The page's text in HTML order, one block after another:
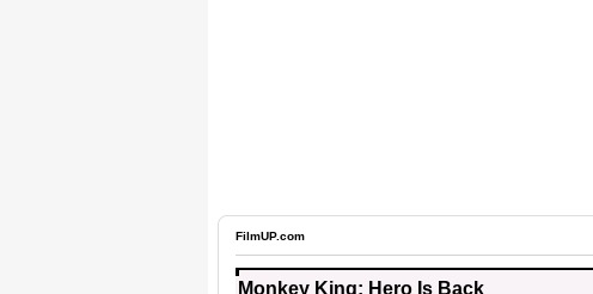
FilmUP.com
Monkey King: Hero Is Back